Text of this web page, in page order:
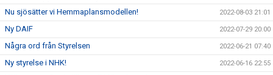
Nu sjösätter vi Hemmaplansmodellen! 2022-08-03 21:01
Ny DAIF 2022-07-29 20:00
Några ord från Styrelsen 2022-06-21 07:40
Ny styrelse i NHK! 2022-06-16 22:55